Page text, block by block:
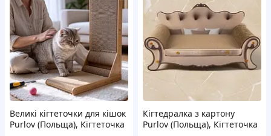
Великі кігтеточки для кішок
Purlov (Польща), Кігтеточка
Кігтедралка з картону
Purlov (Польща), Кігтеточка